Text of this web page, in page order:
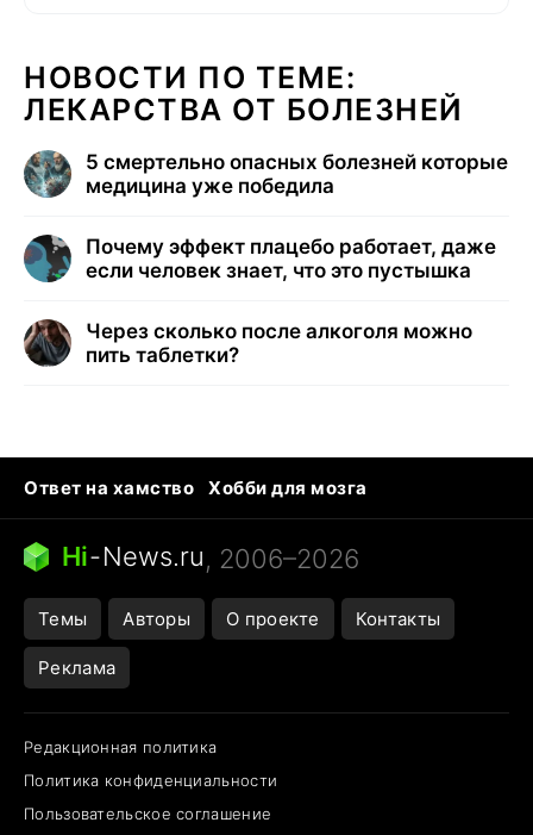
НОВОСТИ ПО ТЕМЕ:
ЛЕКАРСТВА ОТ БОЛЕЗНЕЙ
5 смертельно опасных болезней которые
медицина уже победила
Почему эффект плацебо работает, даже
если человек знает, что это пустышка
Через сколько после алкоголя можно
пить таблетки?
Ответ на хамство
Хобби для мозга
Бензин 100 и 95
Тунцы в океанариуме
Следующая пандемия
Hi-News.ru, 2006–2026
Темы Авторы О проекте Контакты
Реклама
Редакционная политика
Политика конфиденциальности
Пользовательское соглашение